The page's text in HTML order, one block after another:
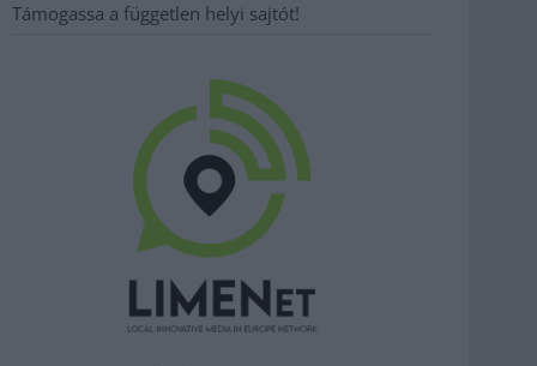
Támogassa a független helyi sajtót!